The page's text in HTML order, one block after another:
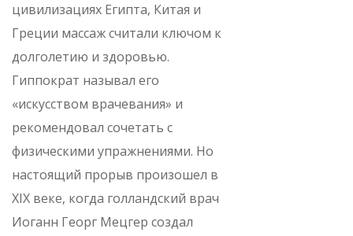
цивилизациях Египта, Китая и
Греции массаж считали ключом к
долголетию и здоровью.
Гиппократ называл его
«искусством врачевания» и
рекомендовал сочетать с
физическими упражнениями. Но
настоящий прорыв произошел в
XIX веке, когда голландский врач
Иоганн Георг Мецгер создал